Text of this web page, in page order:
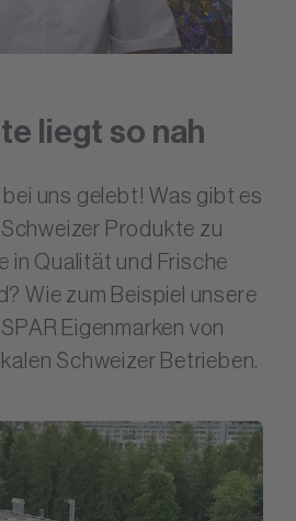
liegt so nah
uns gelebt! Was gibt es
Produkte zu
in Qualität und Frische
Wie zum Beispiel unsere
Eigenmarken von
Schweizer Betrieben.